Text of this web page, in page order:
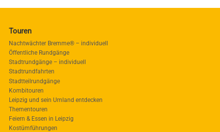
Touren
Nachtwächter Bremme® – individuell
Öffentliche Rundgänge
Stadtrundgänge – individuell
Stadtrundfahrten
Stadtteilrundgänge
Kombitouren
Leipzig und sein Umland entdecken
Thementouren
Feiern & Essen in Leipzig
Kostümführungen